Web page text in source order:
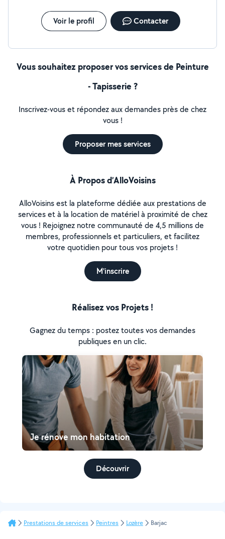
Voir le profil Contacter
Vous souhaitez proposer vos services de Peinture
- Tapisserie ?
Inscrivez-vous et répondez aux demandes près de chez
vous !
Proposer mes services
À Propos d’AlloVoisins
AlloVoisins est la plateforme dédiée aux prestations de
services et à la location de matériel à proximité de chez
vous ! Rejoignez notre communauté de 4,5 millions de
membres, professionnels et particuliers, et facilitez
votre quotidien pour tous vos projets !
M'inscrire
Réalisez vos Projets !
Gagnez du temps : postez toutes vos demandes
publiques en un clic.
Je rénove mon habitation
Découvrir
Prestations de services Peintres Lozère Barjac